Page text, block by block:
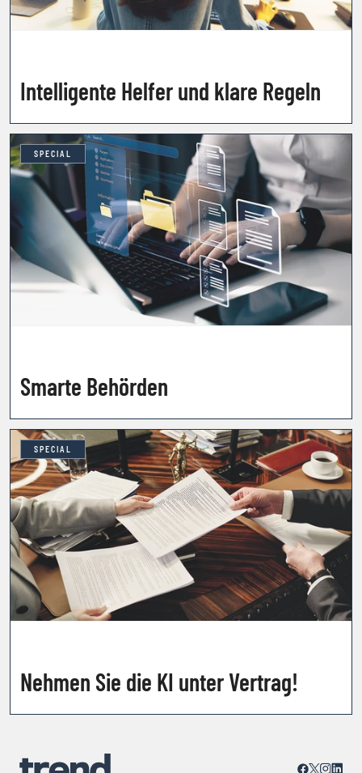
Intelligente Helfer und klare Regeln
SPECIAL
Smarte Behörden
SPECIAL
Nehmen Sie die KI unter Vertrag!